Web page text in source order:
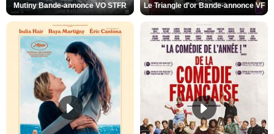
Mutiny Bande-annonce VO STFR Le Triangle d'or Bande-annonce VF